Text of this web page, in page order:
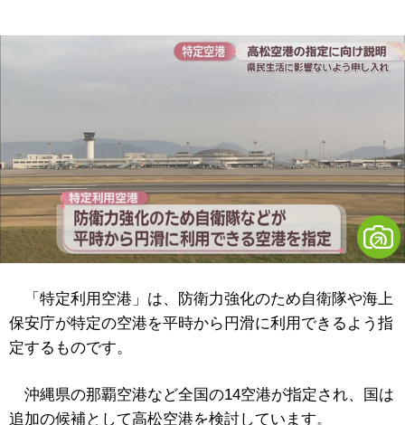
「特定利用空港」は、防衛力強化のため自衛隊や海上
保安庁が特定の空港を平時から円滑に利用できるよう指
定するものです。
沖縄県の那覇空港など全国の14空港が指定され、国は
追加の候補として高松空港を検討しています。